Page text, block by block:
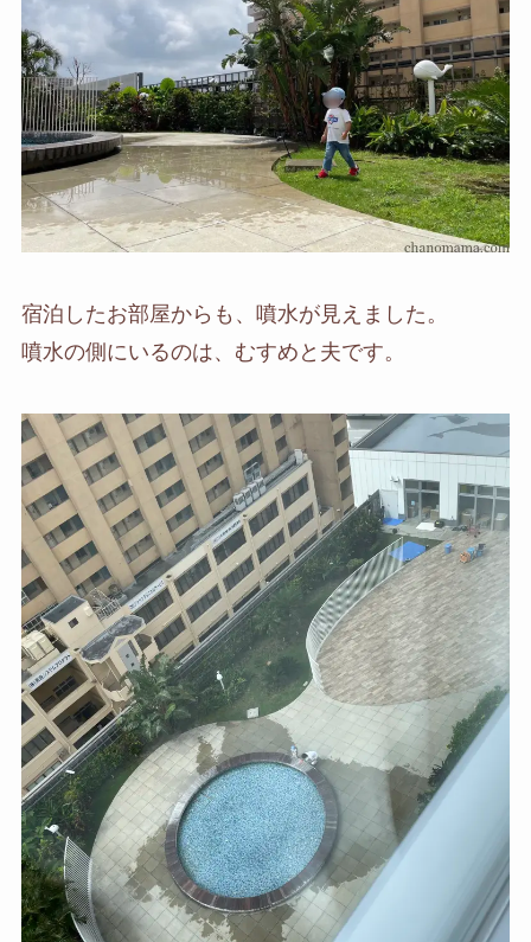
宿泊したお部屋からも、噴水が見えました。
噴水の側にいるのは、むすめと夫です。